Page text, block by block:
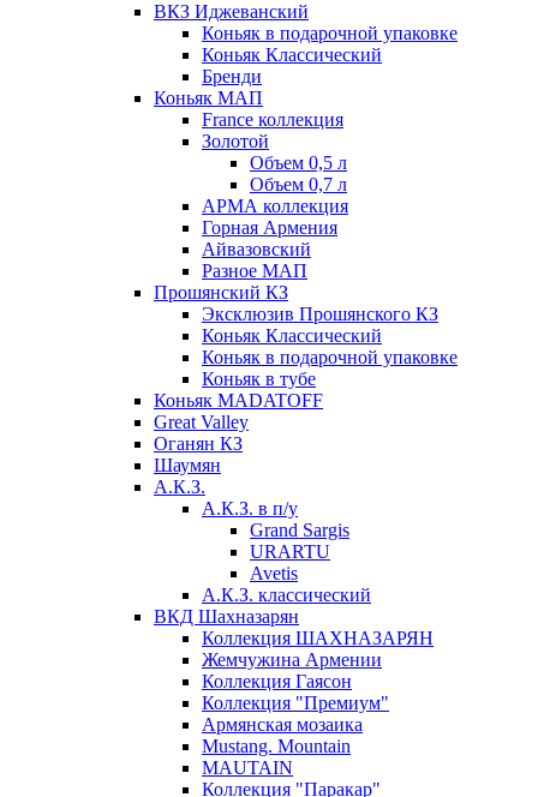
ВКЗ Иджеванский
Коньяк в подарочной упаковке
Коньяк Классический
Бренди
Коньяк МАП
France коллекция
Золотой
Объем 0,5 л
Объем 0,7 л
АРМА коллекция
Горная Армения
Айвазовский
Разное МАП
Прошянский КЗ
Эксклюзив Прошянского КЗ
Коньяк Классический
Коньяк в подарочной упаковке
Коньяк в тубе
Коньяк MADATOFF
Great Valley
Оганян КЗ
Шаумян
А.К.З.
А.К.З. в п/у
Grand Sargis
URARTU
Avetis
А.К.З. классический
ВКД Шахназарян
Коллекция ШАХНАЗАРЯН
Жемчужина Армении
Коллекция Гаясон
Коллекция "Премиум"
Армянская мозаика
Mustang. Mountain
MAUTAIN
Коллекция "Паракар"